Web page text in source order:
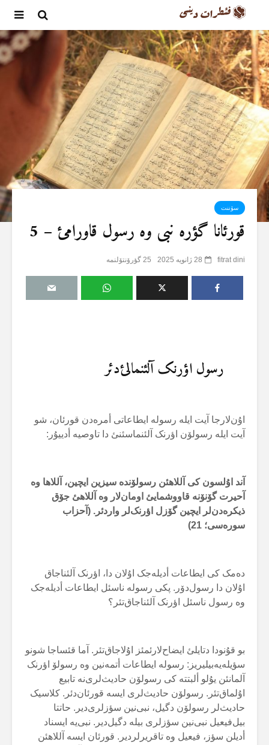
سۆننت
قورئانا گؤرە نبی وە رسول قاورامئ – 5
fitrat dini 28 ژانویه 2025 25 گؤرۆنتۆلنمە
رسول اؤرنک آلئنمالئ‌دئر
اۇن‌لارجا آیت ایلە رسولە ایطاعاتی أمرەدن قورئان، شو
آیت ایلە رسولۆن اؤرنک آلئنماسئنئ دا تاوصیە أدییۇر:
آند اۇلسون کی آللاهئن رسولۆندە سیزین ایچین، آللاها وە
آحیرت گۆنۆنە قاووشمایئ اومان‌لار وە آللاهئ جۆق
ذیکرەدن‌لر ایچین گۆزل اؤرنک‌لر واردئر. (آحزاب
سورەسی؛ 21
)
دەمک کی ایطاعات أدیلەجک اۇلان دا، اؤرنک آلئناجاق
اۇلان دا رسول‌دۆر. پکی رسولە ناسئل ایطاعات أدیلەجک
وە رسول ناسئل اؤرنک آلئناجاق‌تئر؟
بو قۇنودا دتایلئ ایضاح‌لارئمئز اۇلاجاق‌تئر. آما قئساجا شونو
سؤیلەیەبیلیریز: رسولە ایطاعات أتمەنین وە رسولۆ اؤرنک
آلمانئن یۇلو ألبتتە کی رسولۆن حادیث‌لری‌نە تابیع
اۇلماق‌تئر. رسولۆن حادیث‌لری ایسە قورئان‌دئر. کلاسیک
حادیث‌لر رسولۆن دگیل، نبی‌نین سؤزلری‌دیر. حاتتا
بیل‌فیعیل نبی‌نین سؤزلری بیلە دگیل‌دیر. نبی‌یە ایسناد
أدیلن سؤز، فیعیل وە تاقریرلردیر. قورئان ایسە آللاهئن